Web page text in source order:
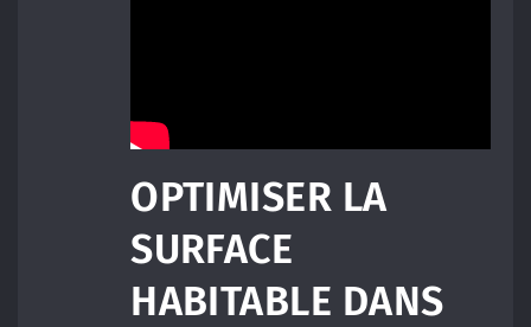
OPTIMISER LA
SURFACE
HABITABLE DANS